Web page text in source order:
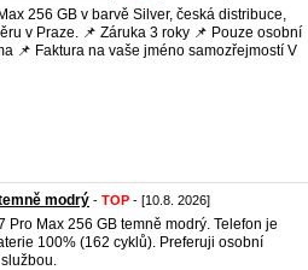
256 GB v barvě Silver, česká distribuce,
v Praze. 📌 Záruka 3 roky 📌 Pouze osobní
📌 Faktura na vaše jméno samozřejmostí V
modrý - TOP - [10.8. 2026]
Pro Max 256 GB temně modrý. Telefon je
100% (162 cyklů). Preferuji osobní